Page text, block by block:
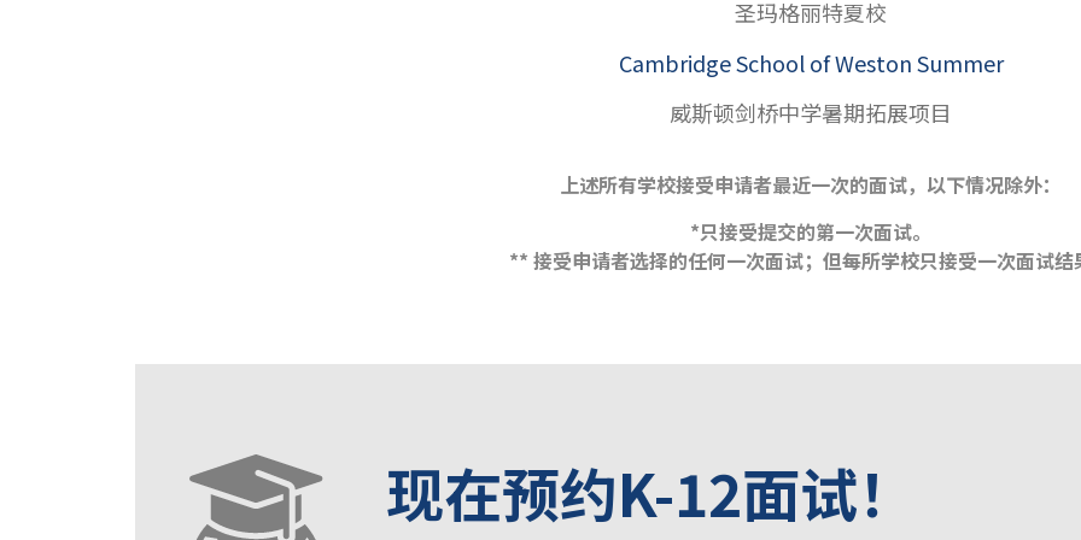
圣玛格丽特夏校
Cambridge School of Weston Summer
威斯顿剑桥中学暑期拓展项目
上述所有学校接受申请者最近一次的面试，以下情况除外：
*只接受提交的第一次面试。
** 接受申请者选择的任何一次面试；但每所学校只接受一次面试结
现在预约K-12面试！